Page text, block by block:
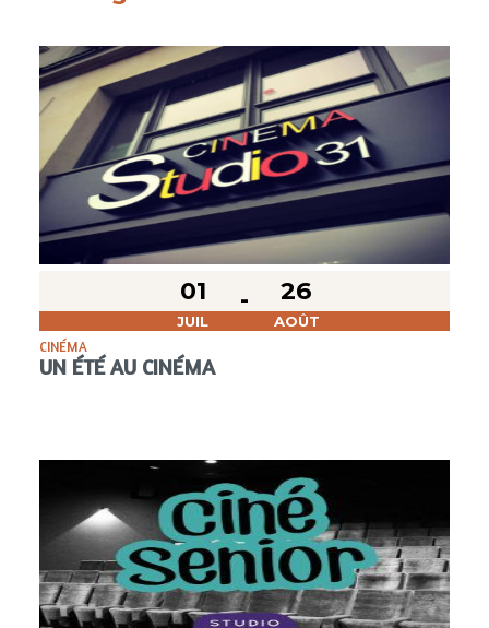
01
JUIL
26
AOÛT
CINÉMA
UN ÉTÉ AU CINÉMA